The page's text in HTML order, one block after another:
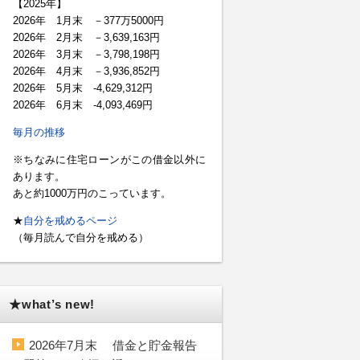
【2025年】
2026年 1月末 －377万5000円
2026年 2月末 －3,639,163円
2026年 3月末 －3,798,198円
2026年 4月末 －3,936,852円
2026年 5月末 -4,629,312円
2026年 6月末 -4,093,469円
毎月の推移
※ちなみに住宅ローンがこの借金以外に
あります。
あと約1000万円のこっています。
★自分を戒めるページ
（毎月読んで自分を戒める）
★what’s new!
2026年7月末 借金と貯金報告